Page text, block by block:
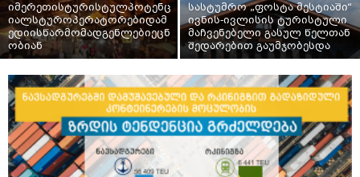
იმერეთისტურისტულპოტენც
იალსტუროპერატორებიდამ
ედიისწარმომადგენლებიეცნ
ობიან
სასტუმრო „ფოსტა მესტიაში“
ივნის-ივლისის ტურისტული
მაჩვენებელი გასულ წელთან
შედარებით გაუმჯობესდა